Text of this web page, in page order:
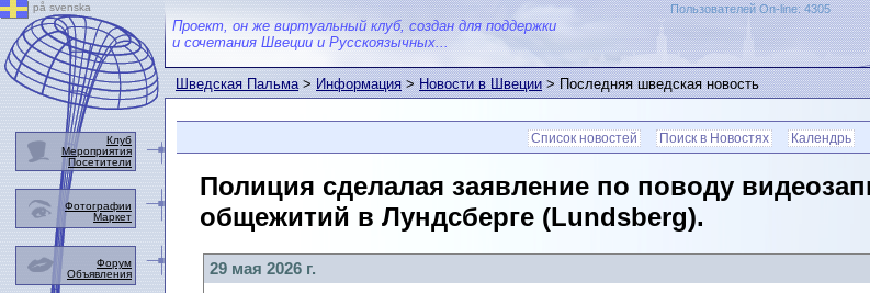
Проект, он же виртуальный клуб, создан для поддержки
и сочетания Швеции и Русскоязычных...
Пользователей On-line: 4305
Шведская Пальма>Информация>Новости в Швеции> Последняя шведская новость
Список новостей Поиск в Новостях Календрь
Полиция сделалая заявление по поводу
общежитий в Лундсберге (Lundsberg).
29 мая 2026 г.
på svenska
Клуб
Мероприятия
Посетители
Фотографии
Маркет
Форум
Объявления